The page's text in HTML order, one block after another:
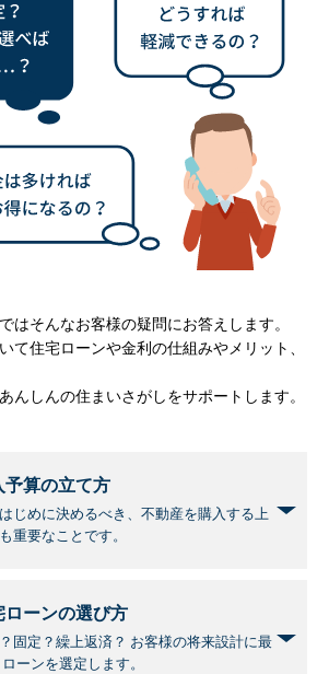
はそんなお客様の疑問にお答えします。
て住宅ローンや金利の仕組みやメリット、
んしんの住まいさがしをサポートします。
予算の立て方
じめに決めるべき、不動産を購入する上
重要なことです。
ローンの選び方
固定？繰上返済？ お客様の将来設計に最
ローンを選定します。